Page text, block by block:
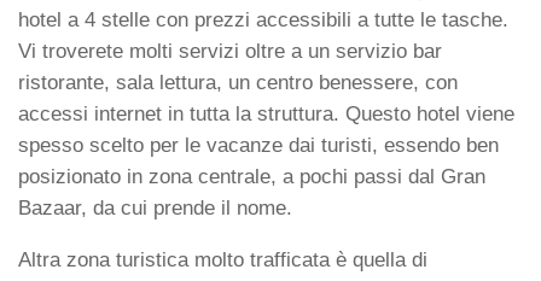
hotel a 4 stelle con prezzi accessibili a tutte le tasche.
Vi troverete molti servizi oltre a un servizio bar
ristorante, sala lettura, un centro benessere, con
accessi internet in tutta la struttura. Questo hotel viene
spesso scelto per le vacanze dai turisti, essendo ben
posizionato in zona centrale, a pochi passi dal Gran
Bazaar, da cui prende il nome.
Altra zona turistica molto trafficata è quella di